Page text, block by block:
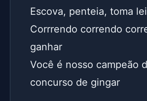
Escova, penteia, toma
Corrrendo correndo
ganhar
Você é nosso campeão
concurso de gingar